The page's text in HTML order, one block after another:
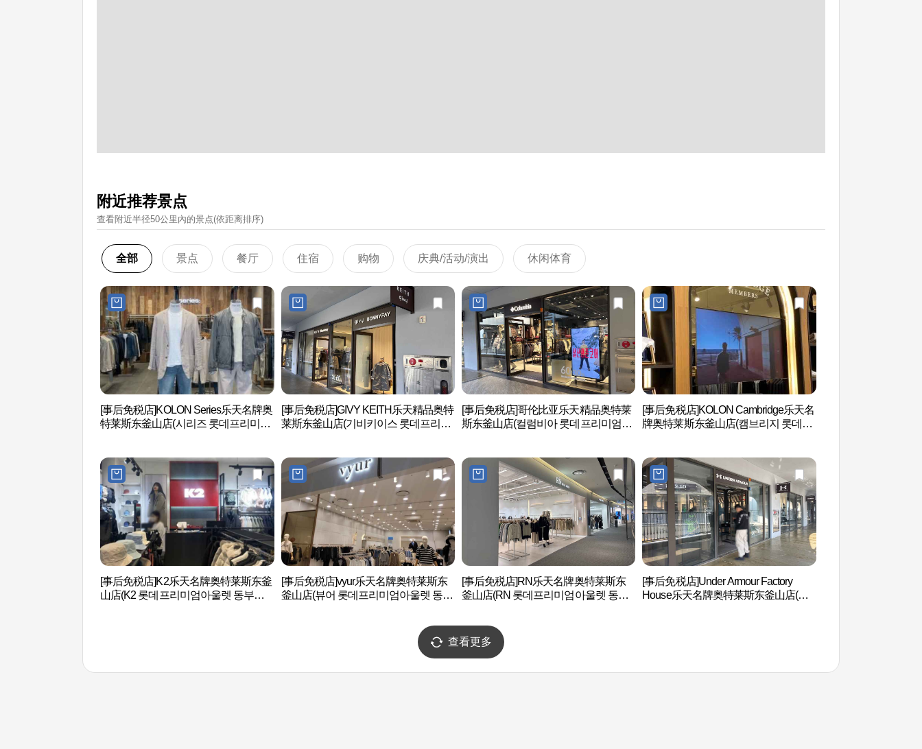
附近推荐景点
查看附近半径50公里內的景点(依距离排序)
全部 景点 餐厅 住宿 购物 庆典/活动/演出 休闲体育
[事后免税店]KOLON Series乐天名牌奥
特莱斯东釜山店(시리즈 롯데프리미엄
[事后免税店]GIVY KEITH乐天精品奥特
莱斯东釜山店(기비키이스 롯데프리미
[事后免税店]哥伦比亚乐天精品奥特莱
斯东釜山店(컬럼비아 롯데프리미엄아
[事后免税店]KOLON Cambridge乐天名
牌奥特莱斯东釜山店(캠브리지 롯데프
[事后免税店]K2乐天名牌奥特莱斯东釜
山店(K2 롯데프리미엄아울렛 동부산
[事后免税店]vyur乐天名牌奥特莱斯东
釜山店(뷰어 롯데프리미엄아울렛 동부
[事后免税店]RN乐天名牌奥特莱斯东
釜山店(RN 롯데프리미엄아울렛 동부
[事后免税店]Under Armour Factory
House乐天名牌奥特莱斯东釜山店(언
查看更多